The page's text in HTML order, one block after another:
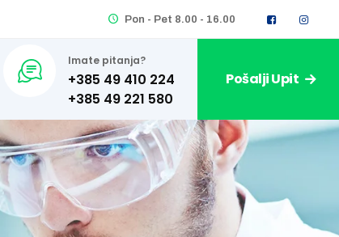
Pon - Pet 8.00 - 16.00
Imate pitanja?
+385 49 410 224 Pošalji Upit